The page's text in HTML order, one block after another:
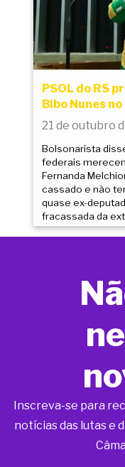
PSOL do RS
Bibo Nunes
21 de outubro
Bolsonarista
federais
Fernanda
cassado e não
quase ex-
fracassada da
Inscreva-se para
notícias das lutas e